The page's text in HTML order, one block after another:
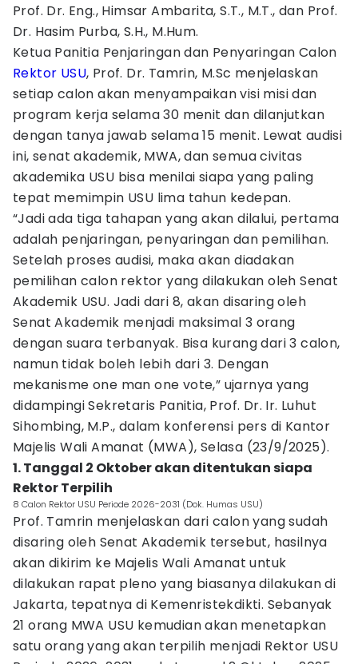
Prof. Dr. Eng., Himsar Ambarita, S.T., M.T., dan Prof.
Dr. Hasim Purba, S.H., M.Hum.
Ketua Panitia Penjaringan dan Penyaringan Calon
Rektor USU, Prof. Dr. Tamrin, M.Sc menjelaskan
setiap calon akan menyampaikan visi misi dan
program kerja selama 30 menit dan dilanjutkan
dengan tanya jawab selama 15 menit. Lewat audisi
ini, senat akademik, MWA, dan semua civitas
akademika USU bisa menilai siapa yang paling
tepat memimpin USU lima tahun kedepan.
“Jadi ada tiga tahapan yang akan dilalui, pertama
adalah penjaringan, penyaringan dan pemilihan.
Setelah proses audisi, maka akan diadakan
pemilihan calon rektor yang dilakukan oleh Senat
Akademik USU. Jadi dari 8, akan disaring oleh
Senat Akademik menjadi maksimal 3 orang
dengan suara terbanyak. Bisa kurang dari 3 calon,
namun tidak boleh lebih dari 3. Dengan
mekanisme one man one vote,” ujarnya yang
didampingi Sekretaris Panitia, Prof. Dr. Ir. Luhut
Sihombing, M.P., dalam konferensi pers di Kantor
Majelis Wali Amanat (MWA), Selasa (23/9/2025).
1. Tanggal 2 Oktober akan ditentukan siapa
Rektor Terpilih
8 Calon Rektor USU Periode 2026-2031 (Dok. Humas USU)
Prof. Tamrin menjelaskan dari calon yang sudah
disaring oleh Senat Akademik tersebut, hasilnya
akan dikirim ke Majelis Wali Amanat untuk
dilakukan rapat pleno yang biasanya dilakukan di
Jakarta, tepatnya di Kemenristekdikti. Sebanyak
21 orang MWA USU kemudian akan menetapkan
satu orang yang akan terpilih menjadi Rektor USU